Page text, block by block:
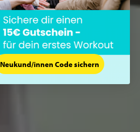
Neukund/innen Code sichern